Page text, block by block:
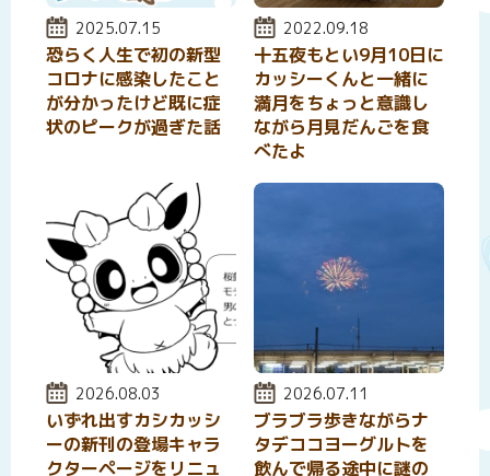
投稿日:
2025.07.15
恐らく人生で初の新型
コロナに感染したこと
が分かったけど既に症
状のピークが過ぎた話
投稿日:
2022.09.18
十五夜もとい9月10日に
カッシーくんと一緒に
満月をちょっと意識し
ながら月見だんごを食
べたよ
投稿日:
2026.08.03
いずれ出すカシカッシ
ーの新刊の登場キャラ
クターページをリニュ
投稿日:
2026.07.11
ブラブラ歩きながらナ
タデココヨーグルトを
飲んで帰る途中に謎の